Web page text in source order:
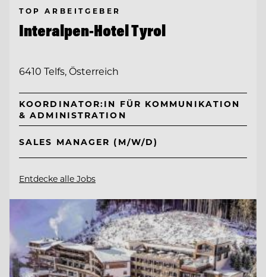
TOP ARBEITGEBER
Interalpen-Hotel Tyrol
6410 Telfs, Österreich
KOORDINATOR:IN FÜR KOMMUNIKATION
& ADMINISTRATION
SALES MANAGER (M/W/D)
Entdecke alle Jobs